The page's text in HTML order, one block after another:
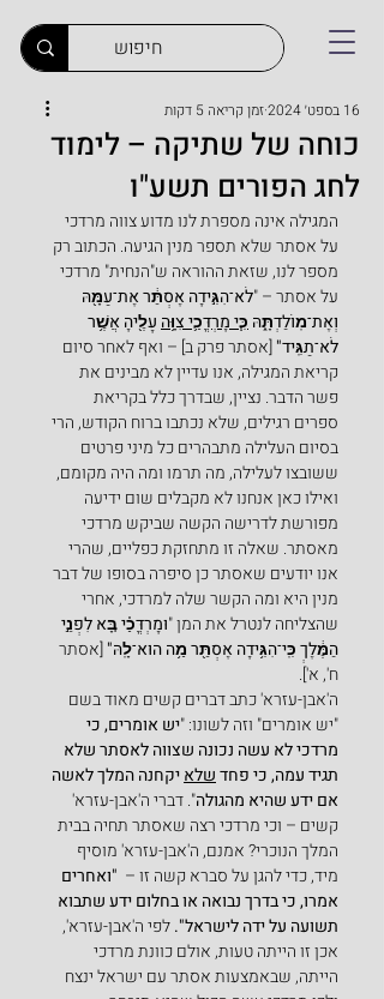
כוחה של שתיקה – לימוד
לחג הפורים תשע"ו
16 בספט׳ 2024 זמן קריאה 5 דקות
המגילה אינה מספרת לנו מדוע צווה מרדכי
על אסתר שלא תספר מנין הגיעה. הכתוב רק
מספר לנו, שזאת ההוראה ש"הנחית" מרדכי
על אסתר – "לֹא־הִגִּ֣ידָה אֶסְתֵּ֔ר אֶת־עַמָּ֖הּ
וְאֶת־מֽוֹלַדְתָּ֑הּ כִּ֧י מָרְדֳּכַ֛י צִוָּ֥ה עָלֶ֖יהָ אֲשֶׁ֥ר
לֹא־תַגִּֽיד" [אסתר פרק ב] – ואף לאחר סיום
קריאת המגילה, אנו עדיין לא מבינים את
פשר הדבר. נציין, שבדרך כלל בקריאת
ספרים רגילים, שלא נכתבו ברוח הקודש, הרי
בסיום העלילה מתבהרים כל מיני פרטים
ששובצו לעלילה, מה תרמו ומה היה מקומם,
ואילו כאן אנחנו לא מקבלים שום ידיעה
מפורשת לדרישה הקשה שביקש מרדכי
מאסתר. שאלה זו מתחזקת כפליים, שהרי
אנו יודעים שאסתר כן סיפרה בסופו של דבר
מנין היא ומה הקשר שלה למרדכי, אחרי
שהצליחה לנטרל את המן "וּמָרְדֳּכַ֗י בָּ֚א לִפְנֵ֣י
הַמֶּ֔לֶךְ כִּֽי־הִגִּ֥ידָה אֶסְתֵּ֖ר מַ֥ה הוּא־לָֽהּ" [אסתר
ח', א'].
ה'אבן-עזרא' כתב דברים קשים מאוד בשם
"יש אומרים" וזה לשונו: "יש אומרים, כי
מרדכי לא עשה נכונה שצווה לאסתר שלא
תגיד עמה, כי פחד שלא יקחנה המלך לאשה
אם ידע שהיא מהגולה". דברי ה'אבן-עזרא'
קשים – וכי מרדכי רצה שאסתר תחיה בבית
המלך הנוכרי? אמנם, ה'אבן-עזרא' מוסיף
מיד, כדי להגן על סברא קשה זו – "ואחרים
אמרו, כי בדרך נבואה או בחלום ידע שתבוא
תשועה על ידה לישראל". לפי ה'אבן-עזרא',
אכן זו הייתה טעות, אולם כוונת מרדכי
הייתה, שבאמצעות אסתר עם ישראל ינצח